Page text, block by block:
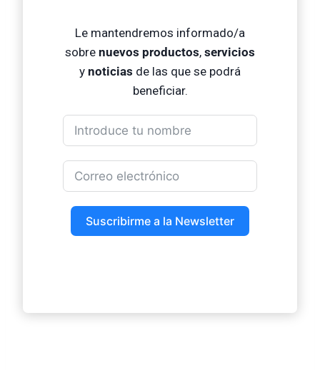
Le mantendremos informado/a
sobre nuevos productos, servicios
y noticias de las que se podrá
beneficiar.
Suscribirme a la Newsletter